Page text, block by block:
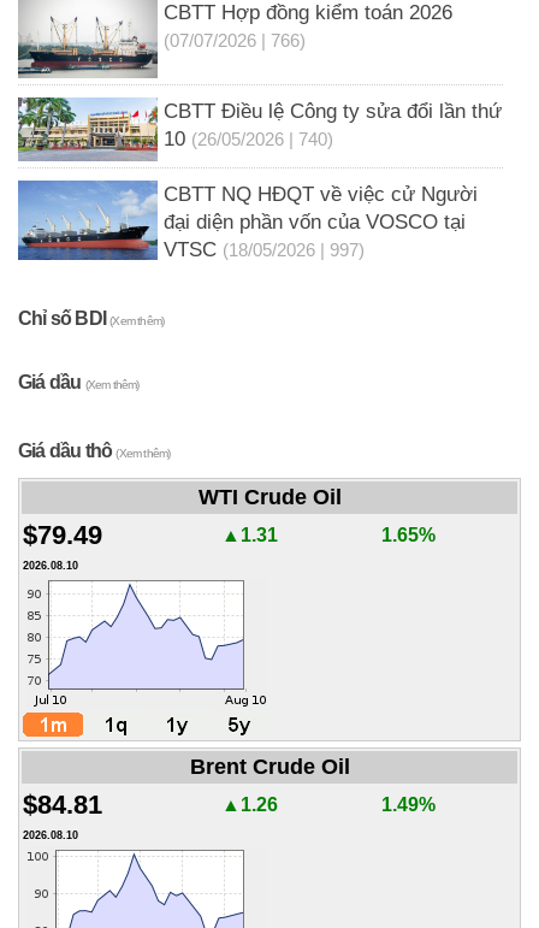
CBTT Hợp đồng kiểm toán 2026
(07/07/2026 | 766)
CBTT Điều lệ Công ty sửa đổi lần thứ
10 (26/05/2026 | 740)
CBTT NQ HĐQT về việc cử Người
đại diện phần vốn của VOSCO tại
VTSC (18/05/2026 | 997)
Chỉ số BDI(Xem thêm)
Giá dầu (Xem thêm)
Giá dầu thô(Xem thêm)
WTI Crude Oil
$79.49 ▲1.31 1.65%
2026.08.10
Brent Crude Oil
$84.81 ▲1.26 1.49%
2026.08.10